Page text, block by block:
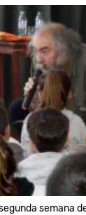
semana